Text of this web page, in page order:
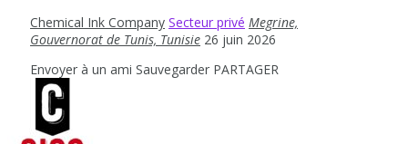
Chemical Ink Company Secteur privé Megrine,
Gouvernorat de Tunis, Tunisie 26 juin 2026
Envoyer à un ami Sauvegarder PARTAGER